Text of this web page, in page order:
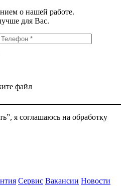
о нашей работе.
для Вас.
файл
я соглашаюсь на обработку
Сервис Вакансии Новости